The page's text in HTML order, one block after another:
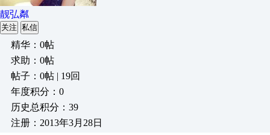
靓弘粼
关注 私信
精华：0帖
求助：0帖
帖子：0帖 | 19回
年度积分：0
历史总积分：39
注册：2013年3月28日